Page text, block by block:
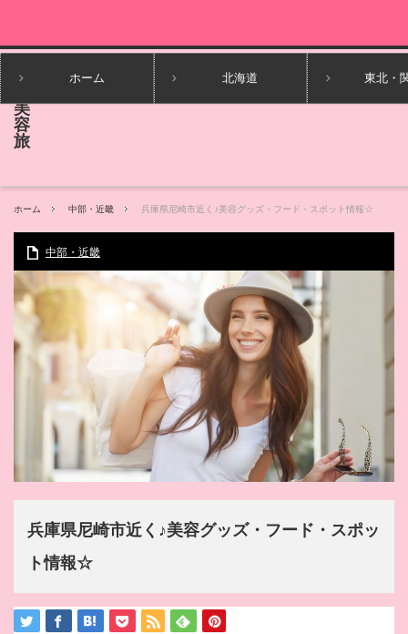
ホーム 北海道 東北・
ホーム 中部・近畿 兵庫県尼崎市近く♪美容グッズ・フード・スポット情報☆
中部・近畿
兵庫県尼崎市近く♪美容グッズ・フード・スポッ
ト情報☆